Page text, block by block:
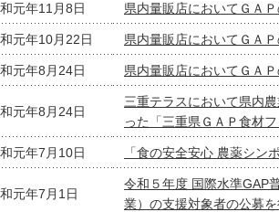
元年11月8日 県内量販店においてＧＡ
元年10月22日 県内量販店においてＧＡ
元年8月24日 県内量販店においてＧＡ
元年8月24日
三重テラスにおいて県内
った「三重県ＧＡＰ食材
元年7月10日 「食の安全安心 農薬シン
元年7月1日
令和５年度 国際水準GAP
業）の支援対象者の公募